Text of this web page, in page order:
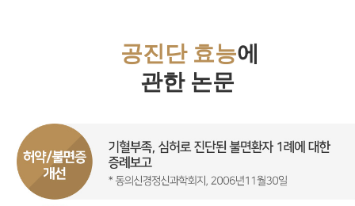
공진단 효능에
관한 논문